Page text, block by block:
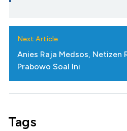
Next Article
Anies Raja Medsos, Netizen
Prabowo Soal Ini
Tags